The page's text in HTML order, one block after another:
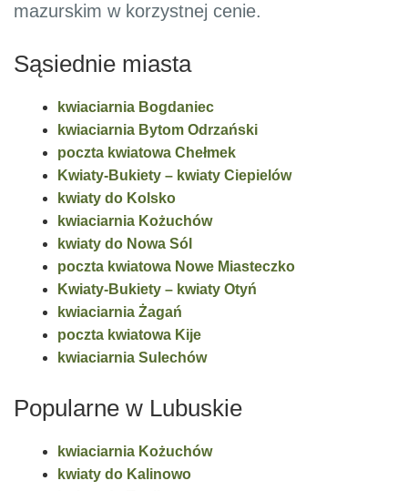
mazurskim w korzystnej cenie.
Sąsiednie miasta
kwiaciarnia Bogdaniec
kwiaciarnia Bytom Odrzański
poczta kwiatowa Chełmek
Kwiaty-Bukiety – kwiaty Ciepielów
kwiaty do Kolsko
kwiaciarnia Kożuchów
kwiaty do Nowa Sól
poczta kwiatowa Nowe Miasteczko
Kwiaty-Bukiety – kwiaty Otyń
kwiaciarnia Żagań
poczta kwiatowa Kije
kwiaciarnia Sulechów
Popularne w Lubuskie
kwiaciarnia Kożuchów
kwiaty do Kalinowo